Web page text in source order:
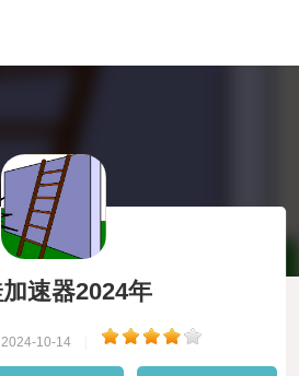
速器2024年
10-14